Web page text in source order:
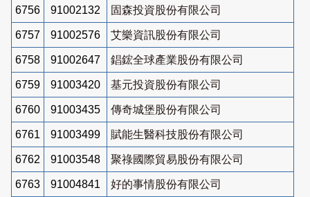
6756 91002132 固森投資股份有限公司
6757 91002576 艾樂資訊股份有限公司
6758 91002647 錩鋐全球產業股份有限公司
6759 91003420 基元投資股份有限公司
6760 91003435 傳奇城堡股份有限公司
6761 91003499 賦能生醫科技股份有限公司
6762 91003548 聚祿國際貿易股份有限公司
6763 91004841 好的事情股份有限公司